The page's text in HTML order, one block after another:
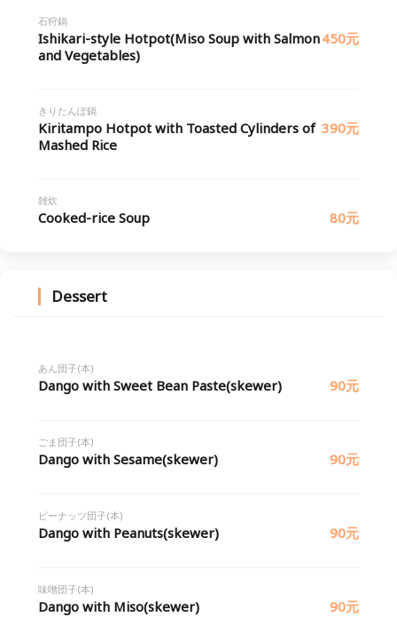
石狩鍋
Ishikari-style Hotpot(Miso Soup with Salmon
and Vegetables)
450元
きりたんぽ鍋
Kiritampo Hotpot with Toasted Cylinders of
Mashed Rice
390元
雑炊
Cooked-rice Soup 80元
Dessert
あん団子(本)
Dango with Sweet Bean Paste(skewer) 90元
ごま団子(本)
Dango with Sesame(skewer) 90元
ピーナッツ団子(本)
Dango with Peanuts(skewer) 90元
味噌団子(本)
Dango with Miso(skewer) 90元